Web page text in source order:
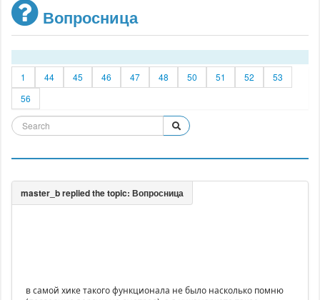
Вопросница
1 44 45 46 47 48 50 51 52
53
56
в самой хике такого функционала не было насколько помню